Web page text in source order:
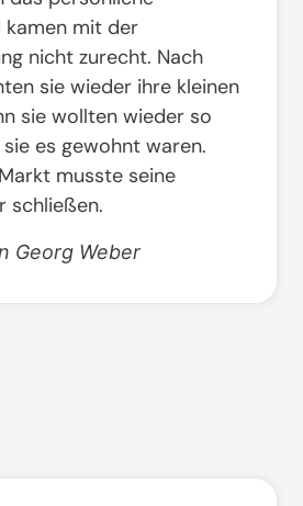
kamen mit der
nicht zurecht. Nach
sie wieder ihre kleinen
sie wollten wieder so
es gewohnt waren.
musste seine
schließen.
Georg Weber